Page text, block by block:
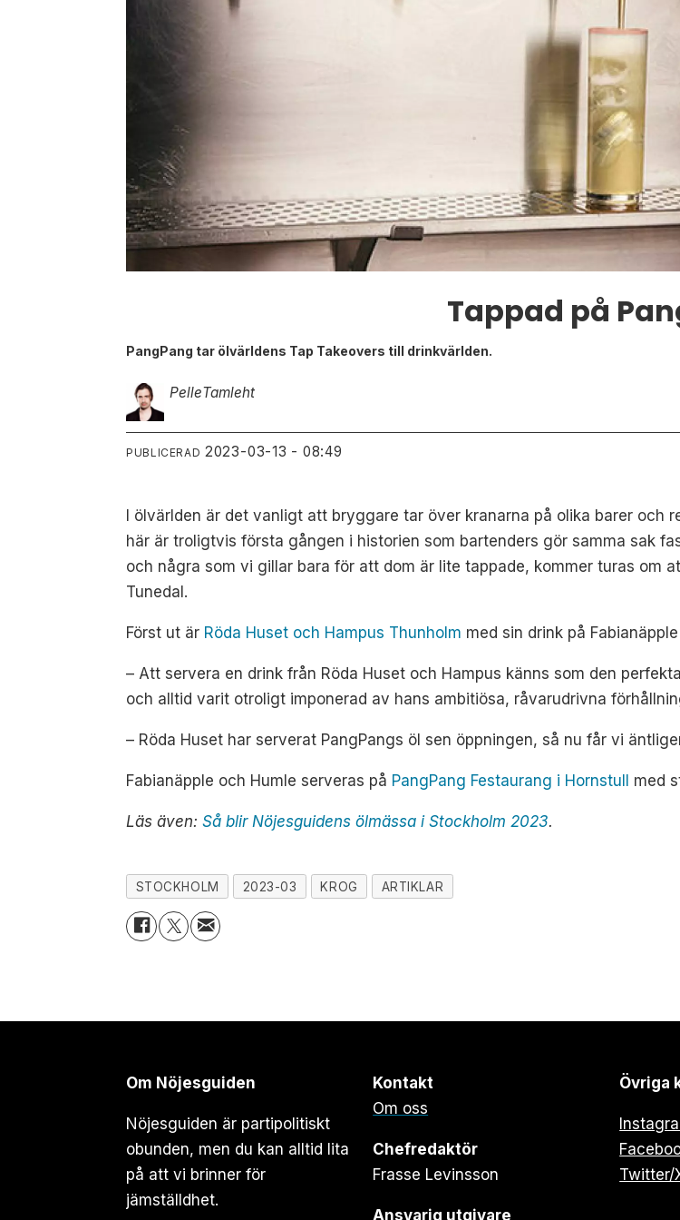
Tappad på
PangPang tar ölvärldens Tap Takeovers till drinkvärlden.
PelleTamleht
PUBLICERAD 2023-03-13 - 08:49
I ölvärlden är det vanligt att bryggare tar över kranarna på olika barer och
här är troligtvis första gången i historien som bartenders gör samma sak
och några som vi gillar bara för att dom är lite tappade, kommer turas om
Tunedal.
Först ut är Röda Huset och Hampus Thunholm med sin drink på
– Att servera en drink från Röda Huset och Hampus känns som den
och alltid varit otroligt imponerad av hans ambitiösa, råvarudrivna
– Röda Huset har serverat PangPangs öl sen öppningen, så nu får vi
Fabianäpple och Humle serveras på PangPang Festaurang i Hornstull med
Läs även:Så blir Nöjesguidens ölmässa i Stockholm 2023.
STOCKHOLM 2023-03 KROG ARTIKLAR
Om Nöjesguiden
Nöjesguiden är partipolitiskt
obunden, men du kan alltid lita
på att vi brinner för
jämställdhet.
Kontakt
Om oss
Chefredaktör
Frasse Levinsson
Ansvarig utgivare
Övriga
Twitter/